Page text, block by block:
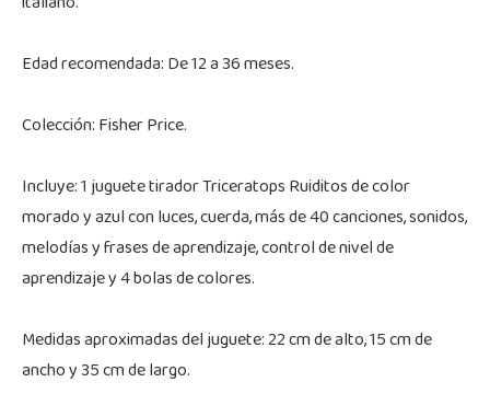
Edad recomendada: De 12 a 36 meses.
Colección: Fisher Price.
Incluye: 1 juguete tirador Triceratops Ruiditos de color
morado y azul con luces, cuerda, más de 40 canciones, sonidos,
melodías y frases de aprendizaje, control de nivel de
aprendizaje y 4 bolas de colores.
Medidas aproximadas del juguete: 22 cm de alto, 15 cm de
ancho y 35 cm de largo.